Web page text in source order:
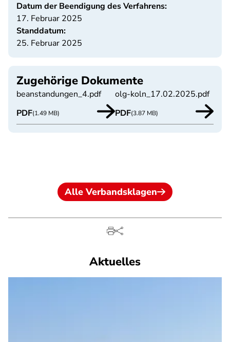
Datum der Beendigung des Verfahrens:
17. Februar 2025
Standdatum:
25. Februar 2025
Zugehörige Dokumente
beanstandungen_4.pdf
PDF(1.49 MB)
olg-koln_17.02.2025.pdf
PDF(3.87 MB)
Alle Verbandsklagen
Aktuelles